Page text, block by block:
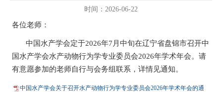
时间：2026-06-22
各位老师：
中国水产学会定于2026年7月中旬在辽宁省盘锦市召开中
国水产学会水产动物行为学专业委员会2026年学术年会。请
有意愿参加的老师自行与会务组联系，详情见通知。
中国水产学会关于召开水产动物行为学专业委员会2026年学术年会的通